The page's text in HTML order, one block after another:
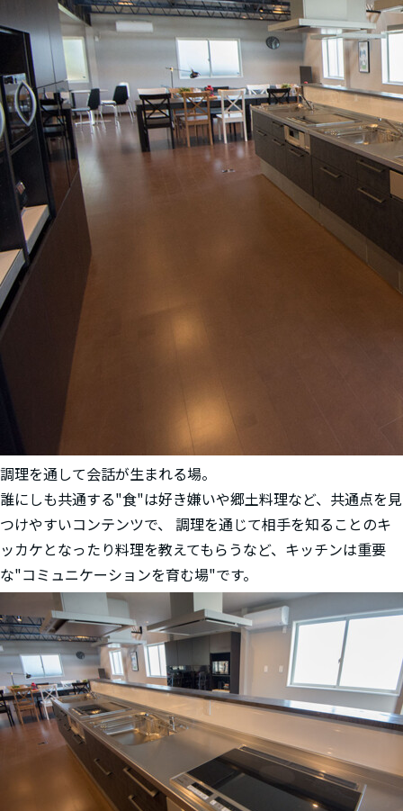
調理を通して会話が生まれる場。
誰にしも共通する"食"は好き嫌いや郷土料理など、共通点を見
つけやすいコンテンツで、 調理を通じて相手を知ることのキ
ッカケとなったり料理を教えてもらうなど、キッチンは重要
な"コミュニケーションを育む場"です。